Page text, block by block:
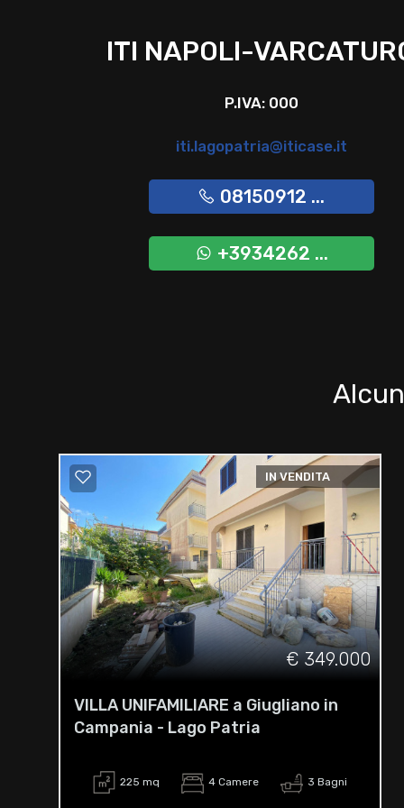
ITI NAPOLI-
P.IVA: 000
iti.lagopatria@iticase.it
08150912 ...
+3934262 ...
IN VENDITA
€ 349.000
VILLA UNIFAMILIARE a Giugliano in
Campania - Lago Patria
225 mq 4 Camere 3 Bagni